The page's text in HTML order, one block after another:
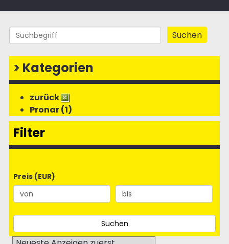
> Kategorien
zurück
Pronar (1)
Filter
Preis (EUR)